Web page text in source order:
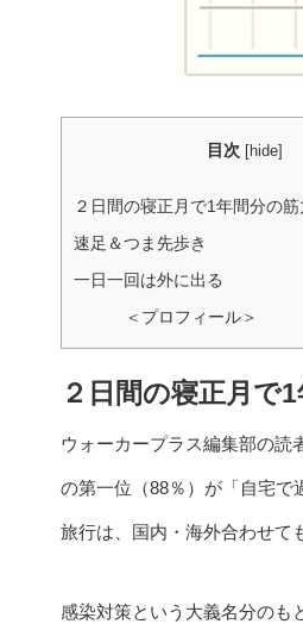
目次 [hide]
２日間の寝正月で1年間分の筋
速足＆つま先歩き
一日一回は外に出る
＜プロフィール＞
２日間の寝正月で
ウォーカープラス編集部の読
の第一位（88％）が「自宅で
旅行は、国内・海外合わせて
感染対策という大義名分のも